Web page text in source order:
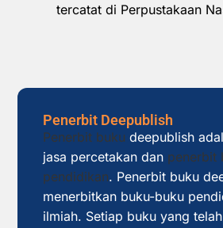
tercatat di Perpustakaan
Penerbit Deepublish
Penerbit buku deepublish
jasa percetakan dan penerbit
pendidikan. Penerbit buku
menerbitkan buku-buku
ilmiah. Setiap buku yang